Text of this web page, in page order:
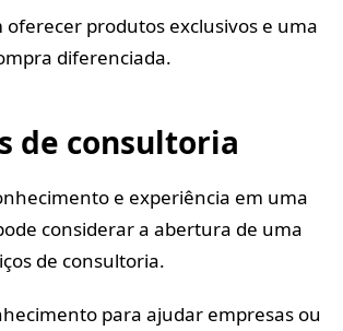
oferecer produtos exclusivos e uma
diferenciada.
de consultoria
e experiência em uma
considerar a abertura de uma
de consultoria.
para ajudar empresas ou